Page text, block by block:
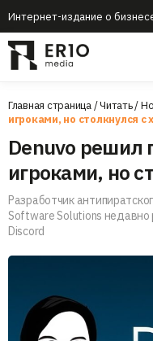
Интернет-издание о
Главная страница/Читать/
игроками, но столкнулся с
Denuvo решил
игроками, но
Разработчик
Software Solutions
Discord